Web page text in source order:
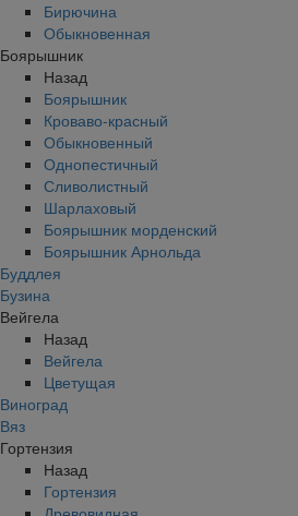
Бирючина
Обыкновенная
Боярышник
Назад
Боярышник
Кроваво-красный
Обыкновенный
Однопестичный
Сливолистный
Шарлаховый
Боярышник морденский
Боярышник Арнольда
Буддлея
Бузина
Вейгела
Назад
Вейгела
Цветущая
Виноград
Вяз
Гортензия
Назад
Гортензия